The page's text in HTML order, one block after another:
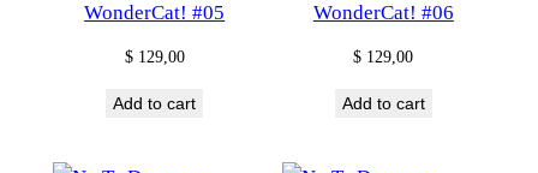
WonderCat! #05
$129,00
Add to cart
WonderCat! #06
$ 129,00
Add to cart